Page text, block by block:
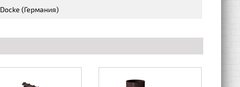
Docke (Германия)